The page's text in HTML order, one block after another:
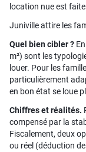
location nue est
Juniville attire les
Quel bien cibler ?
m²) sont les
louer. Pour les
particulièrement
en bon état se loue
Chiffres et réalités.
compensé par la
Fiscalement, deux
ou réel (déduction